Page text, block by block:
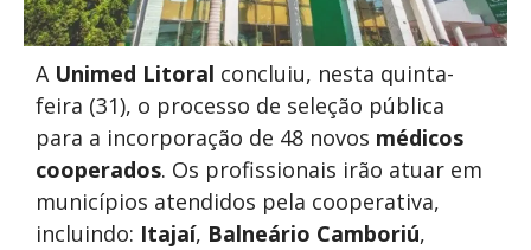
A Unimed Litoral concluiu, nesta quinta-
feira (31), o processo de seleção pública
para a incorporação de 48 novos médicos
cooperados. Os profissionais irão atuar em
municípios atendidos pela cooperativa,
incluindo: Itajaí, Balneário Camboriú,